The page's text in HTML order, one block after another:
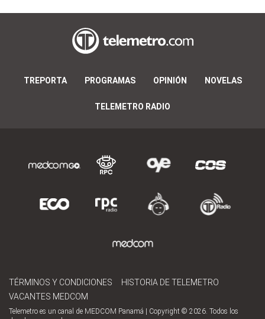
TREPORTA PROGRAMAS OPINIÓN NOVELAS
TELEMETRO RADIO
TÉRMINOS Y CONDICIONES
HISTORIA DE TELEMETRO
VACANTES MEDCOM
Telemetro es un canal de MEDCOM Panamá | Copyright © 2026. Todos los